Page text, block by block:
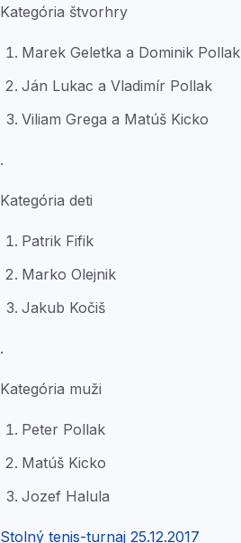
Kategória štvorhry
Marek Geletka a Dominik Pollak
Ján Lukac a Vladimír Pollak
Viliam Grega a Matúš Kicko
.
Kategória deti
Patrik Fifik
Marko Olejnik
Jakub Kočiš
.
Kategória muži
Peter Pollak
Matúš Kicko
Jozef Halula
Stolný tenis-turnaj 25.12.2017